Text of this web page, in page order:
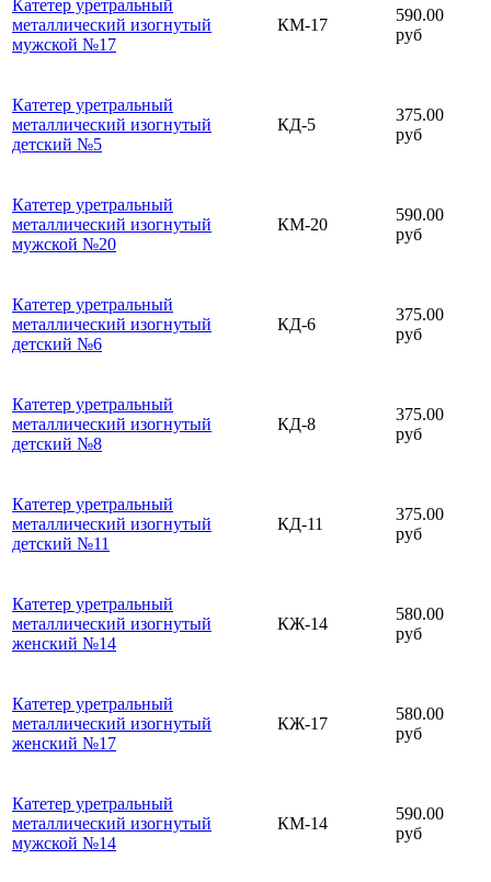
Катетер уретральный
металлический изогнутый
мужской №17
КМ-17
590.00
руб
Катетер уретральный
металлический изогнутый
детский №5
КД-5
375.00
руб
Катетер уретральный
металлический изогнутый
мужской №20
КМ-20
590.00
руб
Катетер уретральный
металлический изогнутый
детский №6
КД-6
375.00
руб
Катетер уретральный
металлический изогнутый
детский №8
КД-8
375.00
руб
Катетер уретральный
металлический изогнутый
детский №11
КД-11
375.00
руб
Катетер уретральный
металлический изогнутый
женский №14
КЖ-14
580.00
руб
Катетер уретральный
металлический изогнутый
женский №17
КЖ-17
580.00
руб
Катетер уретральный
металлический изогнутый
мужской №14
КМ-14
590.00
руб